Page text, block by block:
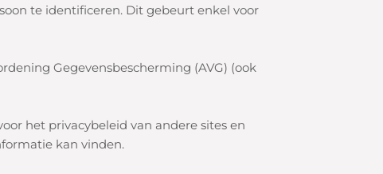
te identificeren. Dit gebeurt enkel voor
Gegevensbescherming (AVG) (ook
het privacybeleid van andere sites en
kan vinden.